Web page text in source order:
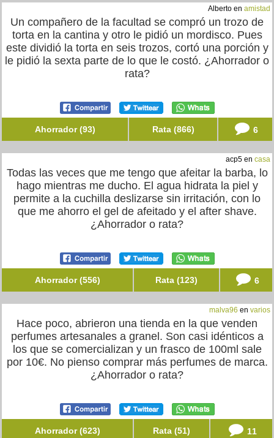
Alberto en amistad
Un compañero de la facultad se compró un trozo de
torta en la cantina y otro le pidió un mordisco. Pues
este dividió la torta en seis trozos, cortó una porción y
le pidió la sexta parte de lo que le costó. ¿Ahorrador o
rata?
Ahorrador (93) Rata (866) 6
acp5 en casa
Todas las veces que me tengo que afeitar la barba, lo
hago mientras me ducho. El agua hidrata la piel y
permite a la cuchilla deslizarse sin irritación, con lo
que me ahorro el gel de afeitado y el after shave.
¿Ahorrador o rata?
Ahorrador (556) Rata (123) 6
malva96 en varios
Hace poco, abrieron una tienda en la que venden
perfumes artesanales a granel. Son casi idénticos a
los que se comercializan y un frasco de 100ml sale
por 10€. No pienso comprar más perfumes de marca.
¿Ahorrador o rata?
Ahorrador (623) Rata (51) 11